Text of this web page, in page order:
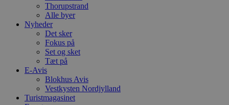
Thorupstrand
Alle byer
Nyheder
Det sker
Fokus på
Set og sket
Tæt på
E-Avis
Blokhus Avis
Vestkysten Nordjylland
Turistmagasinet